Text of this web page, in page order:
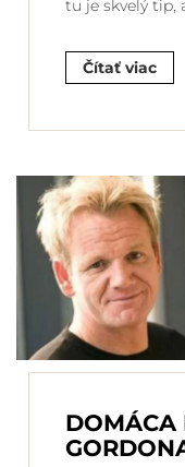
tu je skvelý
Čítať viac
DOMÁCA